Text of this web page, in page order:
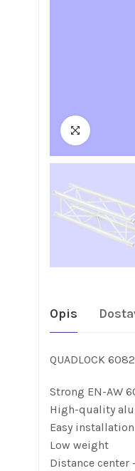
Opis
QUADLOCK
Strong EN-AW
High-quality
Easy installation
Low weight
Distance center